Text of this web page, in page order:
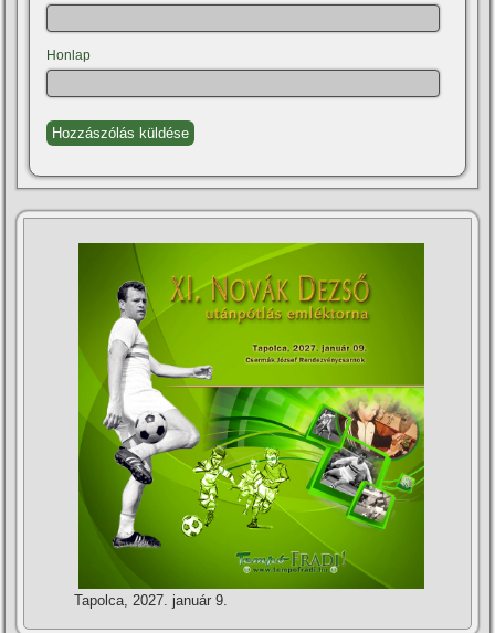
Honlap
Tapolca, 2027. január 9.